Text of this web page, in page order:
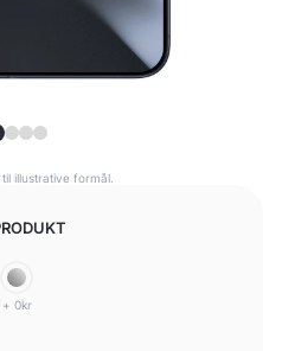
illustrative formål.
+ 0kr